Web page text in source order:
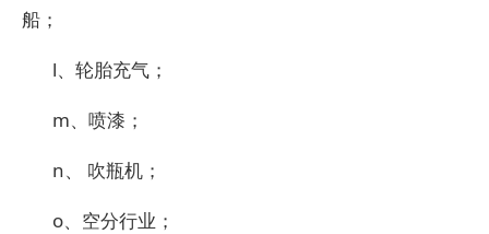
船；
l、轮胎充气；
m、喷漆；
n、 吹瓶机；
o、空分行业；